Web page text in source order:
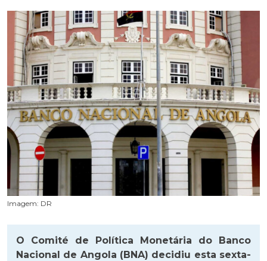
Imagem: DR
O Comité de Política Monetária do Banco
Nacional de Angola (BNA) decidiu esta sexta-